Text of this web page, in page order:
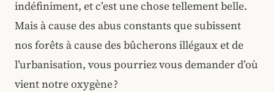
indéfiniment, et c’est une chose tellement belle.
Mais à cause des abus constants que subissent
nos forêts à cause des bûcherons illégaux et de
l’urbanisation, vous pourriez vous demander d’où
vient notre oxygène ?